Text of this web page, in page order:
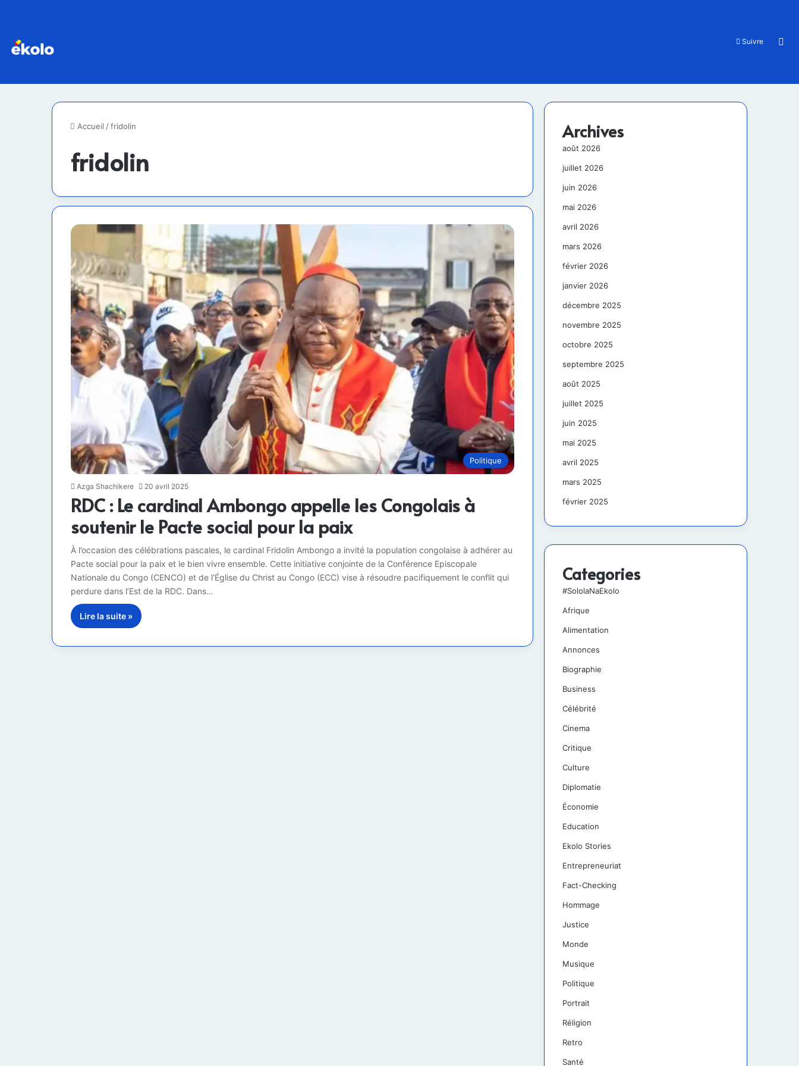
Suivre
Accueil /fridolin
fridolin
Politique
Azga Shachikere 20 avril 2025
RDC : Le cardinal Ambongo appelle les Congolais à
soutenir le Pacte social pour la paix
À l’occasion des célébrations pascales, le cardinal Fridolin Ambongo a invité la population congolaise à adhérer au
Pacte social pour la paix et le bien vivre ensemble. Cette initiative conjointe de la Conférence Episcopale
Nationale du Congo (CENCO) et de l’Église du Christ au Congo (ECC) vise à résoudre pacifiquement le conflit qui
perdure dans l’Est de la RDC. Dans…
Lire la suite »
Archives
août 2026
juillet 2026
juin 2026
mai 2026
avril 2026
mars 2026
février 2026
janvier 2026
décembre 2025
novembre 2025
octobre 2025
septembre 2025
août 2025
juillet 2025
juin 2025
mai 2025
avril 2025
mars 2025
février 2025
Categories
#SololaNaEkolo
Afrique
Alimentation
Annonces
Biographie
Business
Célébrité
Cinema
Critique
Culture
Diplomatie
Économie
Education
Ekolo Stories
Entrepreneuriat
Fact-Checking
Hommage
Justice
Monde
Musique
Politique
Portrait
Réligion
Retro
Santé